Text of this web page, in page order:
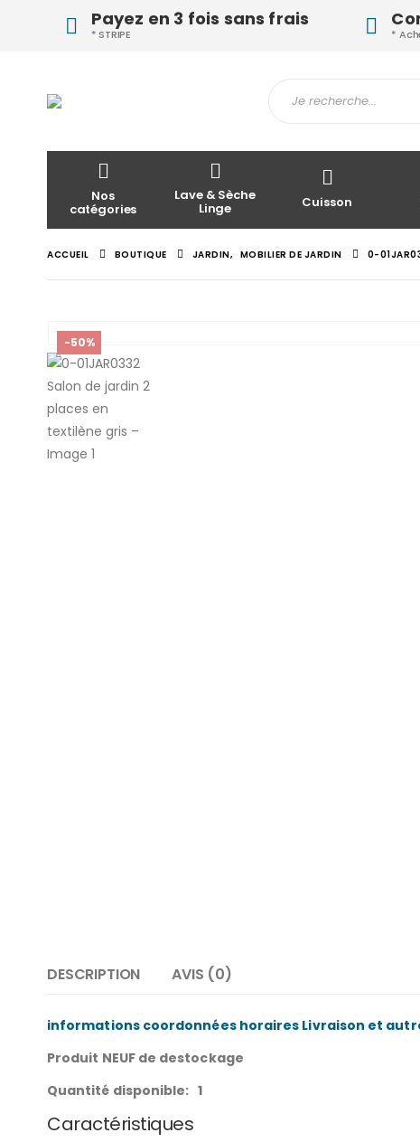
Payez en 3 fois sans frais
* STRIPE *
Nos
catégories
Lave & Sèche
Linge Cuisson
ACCUEIL BOUTIQUE JARDIN, MOBILIER DE JARDIN 0-
-50%
DESCRIPTION AVIS (0)
informations coordonnées horaires Livraison et
Produit NEUF de destockage
Quantité disponible: 1
Caractéristiques